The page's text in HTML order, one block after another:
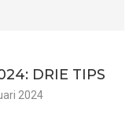
DRIE TIPS
2024